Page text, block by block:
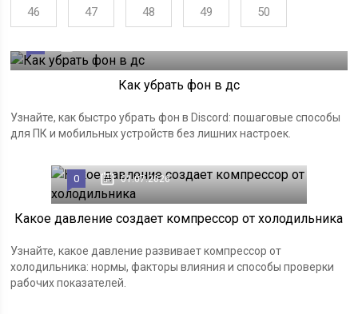
46 47 48 49 50
Как убрать фон в дс
Узнайте, как быстро убрать фон в Discord: пошаговые способы
для ПК и мобильных устройств без лишних настроек.
0 01.07.2026
Какое давление создает компрессор от холодильника
Узнайте, какое давление развивает компрессор от
холодильника: нормы, факторы влияния и способы проверки
рабочих показателей.